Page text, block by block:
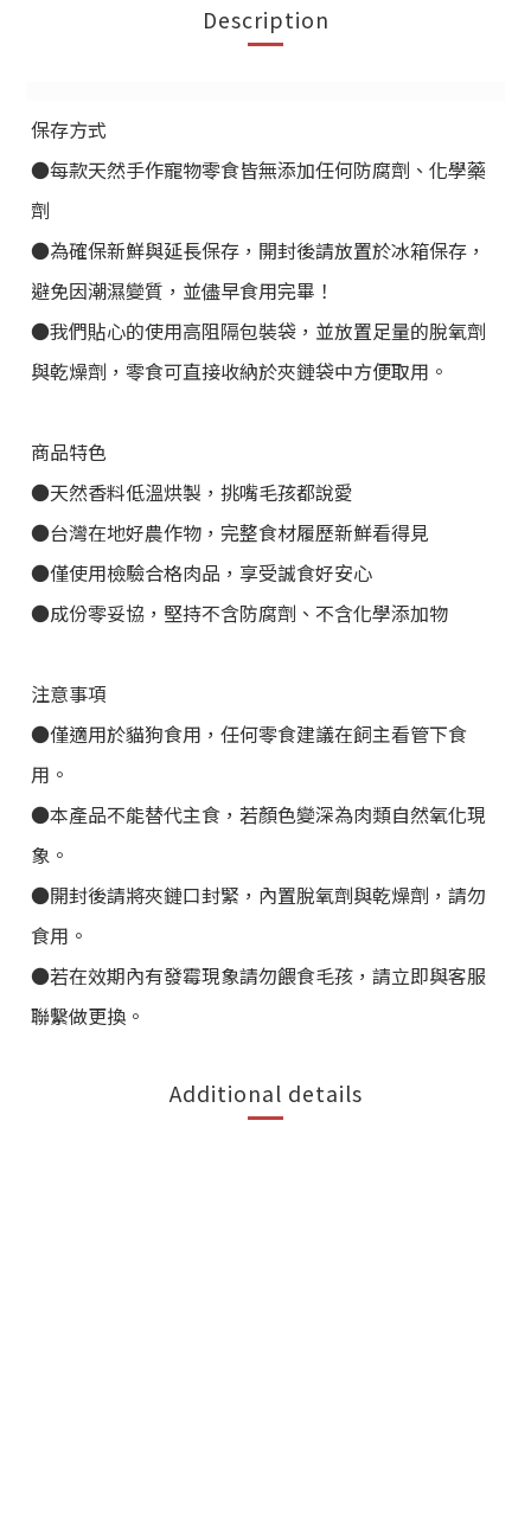
Description
保存方式
●每款天然手作寵物零食皆無添加任何防腐劑、化學藥
劑
●為確保新鮮與延長保存，開封後請放置於冰箱保存，
避免因潮濕變質，並儘早食用完畢！
●我們貼心的使用高阻隔包裝袋，並放置足量的脫氧劑
與乾燥劑，零食可直接收納於夾鏈袋中方便取用。
商品特色
●天然香料低溫烘製，挑嘴毛孩都說愛
●台灣在地好農作物，完整食材履歷新鮮看得見
●僅使用檢驗合格肉品，享受誠食好安心
●成份零妥協，堅持不含防腐劑、不含化學添加物
注意事項
●僅適用於貓狗食用，任何零食建議在飼主看管下食
用。
●本產品不能替代主食，若顏色變深為肉類自然氧化現
象。
●開封後請將夾鏈口封緊，內置脫氧劑與乾燥劑，請勿
食用。
●若在效期內有發霉現象請勿餵食毛孩，請立即與客服
聯繫做更換。
Additional details